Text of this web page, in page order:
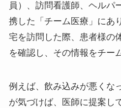
員）、訪問看護師、ヘルパ
携した「チーム医療」にあ
宅を訪問した際、患者様の
を確認し、その情報をチー
例えば、飲み込みが悪くな
が気づけば、医師に提案し